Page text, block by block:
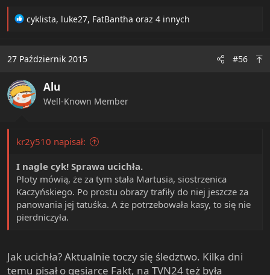
R
t
o
n
s
cyklista, luke27, FatBantha oraz 4 innych
27 Październik 2015 #56
Alu
Well-Known Member
kr2y510 napisał:
I nagle cyk! Sprawa ucichła.
Ploty mówią, że za tym stała Martusia, siostrzenica
Kaczyńskiego. Po prostu obrazy trafiły do niej jeszcze za
panowania jej tatuśka. A że potrzebowała kasy, to się nie
pierdniczyła.
Jak ucichła? Aktualnie toczy się śledztwo. Kilka dni
temu pisał o gęsiarce Fakt, na TVN24 też była